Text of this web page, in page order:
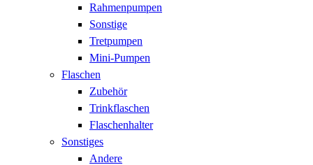
Rahmenpumpen
Sonstige
Tretpumpen
Mini-Pumpen
Flaschen
Zubehör
Trinkflaschen
Flaschenhalter
Sonstiges
Andere